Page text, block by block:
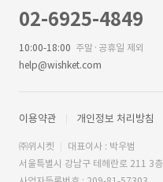
02-6925-4849
10:00-18:00 주말·공휴일 제외
help@wishket.com
이용약관 개인정보 처리방침
㈜위시켓
대표이사 : 박우범
서울특별시 강남구 테헤란로 211 3